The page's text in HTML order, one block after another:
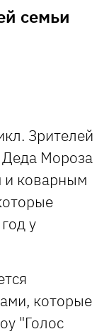
семьи
Зрителей
Мороза
и коварным
у
которые
"Голос